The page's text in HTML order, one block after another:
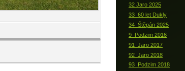
32 Jaro 2025
33_60 let Dukly
34_Štěpán 2025
9_Podzim 2016
91_Jaro 2017
92_Jaro 2018
93_Podzim 2018